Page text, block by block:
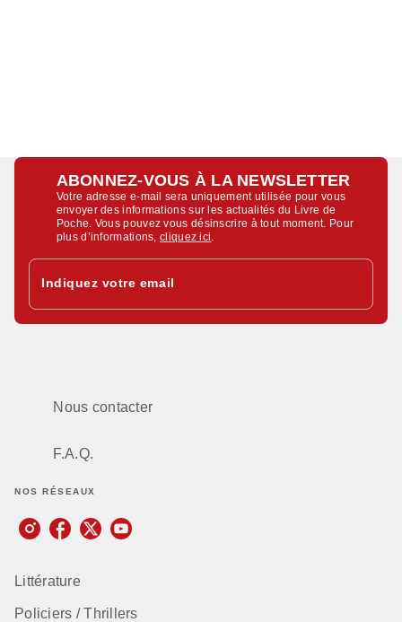
ABONNEZ-VOUS À LA NEWSLETTER
Votre adresse e-mail sera uniquement utilisée pour vous
envoyer des informations sur les actualités du Livre de
Poche. Vous pouvez vous désinscrire à tout moment. Pour
plus d’informations,cliquez ici
Indiquez votre email
Nous contacter
F.A.Q.
NOS RÉSEAUX
Littérature
Policiers / Thrillers